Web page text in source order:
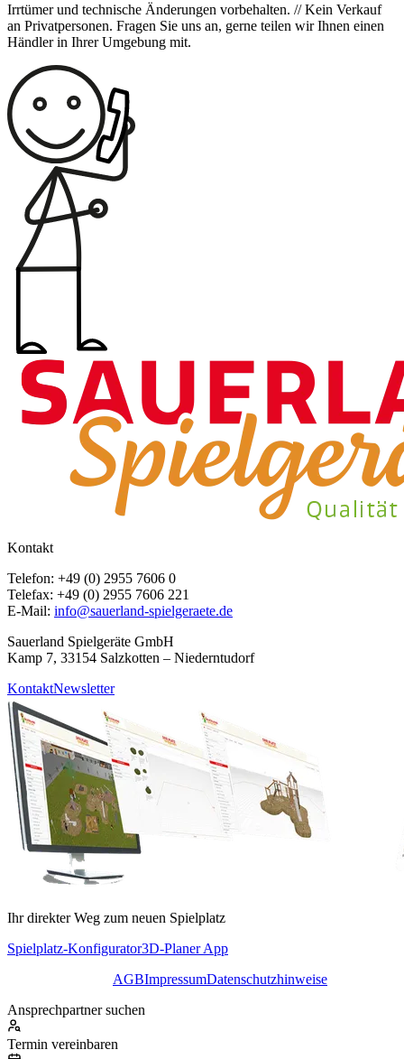
Irrtümer und technische Änderungen vorbehalten. // Kein Verkauf
an Privatpersonen. Fragen Sie uns an, gerne teilen wir Ihnen einen
Händler in Ihrer Umgebung mit.
Kontakt
Telefon: +49 (0) 2955 7606 0
Telefax: +49 (0) 2955 7606 221
E-Mail: info@sauerland-spielgeraete.de
Sauerland Spielgeräte GmbH
Kamp 7, 33154 Salzkotten – Niederntudorf
KontaktNewsletter
Ihr direkter Weg zum neuen Spielplatz
Spielplatz-Konfigurator3D-Planer App
AGBImpressumDatenschutzhinweise
Ansprechpartner suchen
Termin vereinbaren